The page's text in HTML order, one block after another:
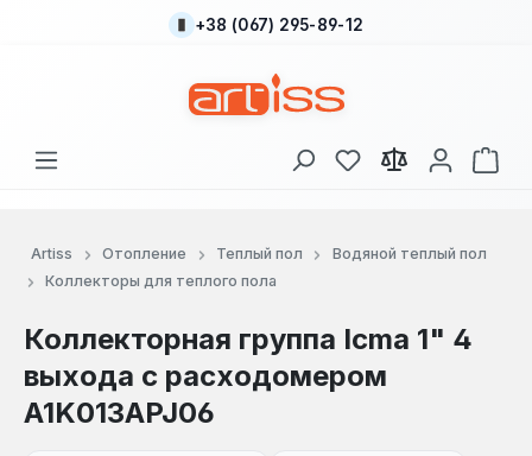
Перейти к основному содержанию
+38 (067) 295-89-12
У вас есть товары
В
Artiss Отопление Теплый пол
Водяной теплый пол
Коллекторы для теплого пола
Коллекторная группа Icma 1" 4
выхода с расходомером
A1K013APJ06